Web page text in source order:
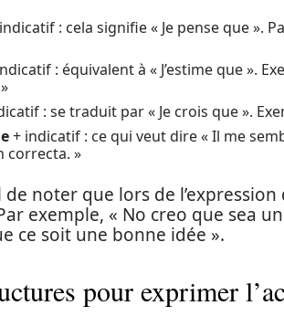
: cela signifie « Je pense que ».
: équivalent à « J’estime que ».
: se traduit par « Je crois que ».
+ indicatif : ce qui veut dire « Il me
correcta. »
noter que lors de
exemple, « No creo que sea
ce soit une bonne idée ».
pour exprimer